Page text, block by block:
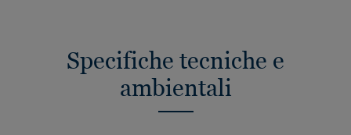
Specifiche tecniche e
ambientali